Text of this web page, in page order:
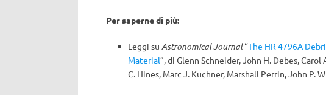
Per saperne di più:
Leggi su Astronomical Journal“The HR 4796A
Material”, di Glenn Schneider, John H. Debes, Carol
C. Hines, Marc J. Kuchner, Marshall Perrin, John P.